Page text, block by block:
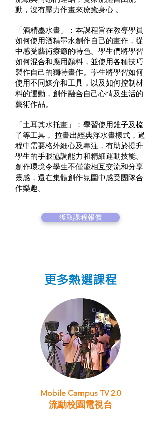
動，沒有壓力作畫來療癒身心 。
「酒精墨水畫」：本課程旨在教導學員
如何使用酒精墨水創作自己的畫作，從
中感受藝術療癒的特色。學生們將學習
如何混合和應用顏料，並使用各種技巧
製作自己的獨特畫作。學生將學習如何
使用不同媒介和工具，以及如何控制材
料的運動，創作融合自己心情及生活的
藝術作品。
「土耳其水托畫」：學習使用錐子及梳
子等工具， 拉畫出經典浮水畫樣式，過
程中需要格外細心及專注，有助於提升
學生的手眼協調能力和精細運動技能。
創作環境令學生不僅能相互交流和分享
靈感，還在集體創作氛圍中感受團隊合
作樂趣。
獲取課程報價
更多熱選課程
Mobile Campus TV 2.0
流動校園電視台